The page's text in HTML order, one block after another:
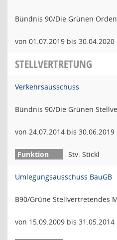
Bündnis 90/Die Grünen
von 01.07.2019 bis 30.04.2020
STELLVERTRETUNG
Verkehrsausschuss
Bündnis 90/Die Grünen
von 24.07.2014 bis 30.06.2019
Stv. Stickl
Umlegungsausschuss BauGB
B90/Grüne Stellvertretendes
von 15.09.2009 bis 31.05.2014